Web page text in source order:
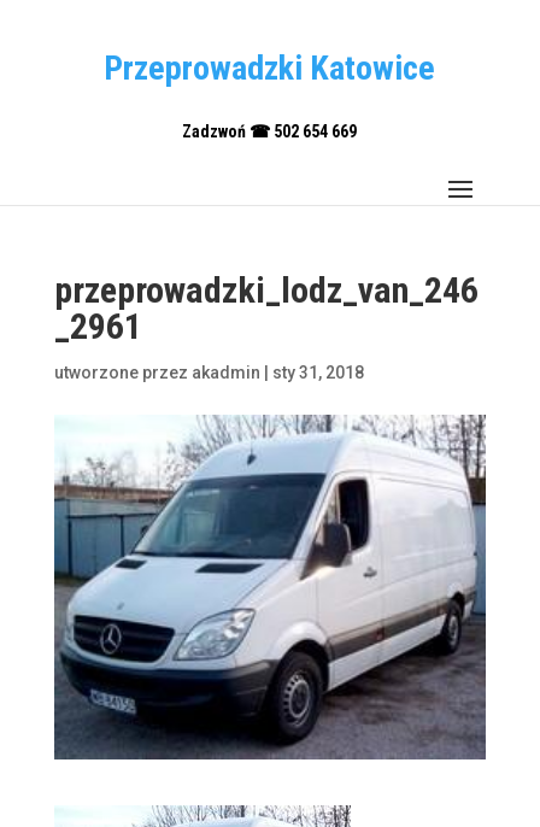
Przeprowadzki Katowice
Zadzwoń ☎ 502 654 669
przeprowadzki_lodz_van_246
_2961
utworzone przez akadmin sty 31, 2018